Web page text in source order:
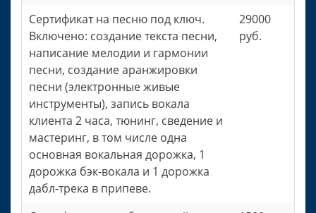
Сертификат на песню под ключ.
Включено: создание текста песни,
написание мелодии и гармонии
песни, создание аранжировки
песни (электронные живые
инструменты), запись вокала
клиента 2 часа, тюнинг, сведение и
мастеринг, в том числе одна
основная вокальная дорожка, 1
дорожка бэк-вокала и 1 дорожка
дабл-трека в припеве.
29000
руб.